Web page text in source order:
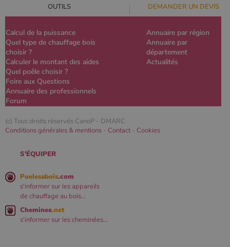
OUTILS DEMANDER UN DEVIS
Calcul de la puissance
Quel type de chauffage bois
choisir ?
Calculer le montant des aides
Quel poêle choisir ?
Foire aux Questions
Annuaire des professionnels
Forum
Annuaire par région
Annuaire par
département
Actualités
(c) Tous droits réservés CanoP - DMARC
Conditions générales & mentions - Contact - Cookies
S'ÉQUIPER
Poelesabois.com
s'informer sur les appareils
de chauffage au bois...
Cheminee.net
s'informer sur les cheminées...